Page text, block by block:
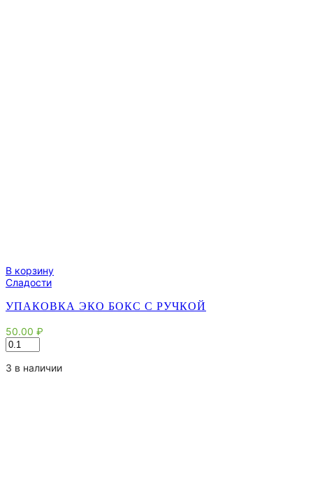
В корзину
Сладости
УПАКОВКА ЭКО БОКС С РУЧКОЙ
50.00 ₽
Количество
товара
Упаковка
3 в наличии